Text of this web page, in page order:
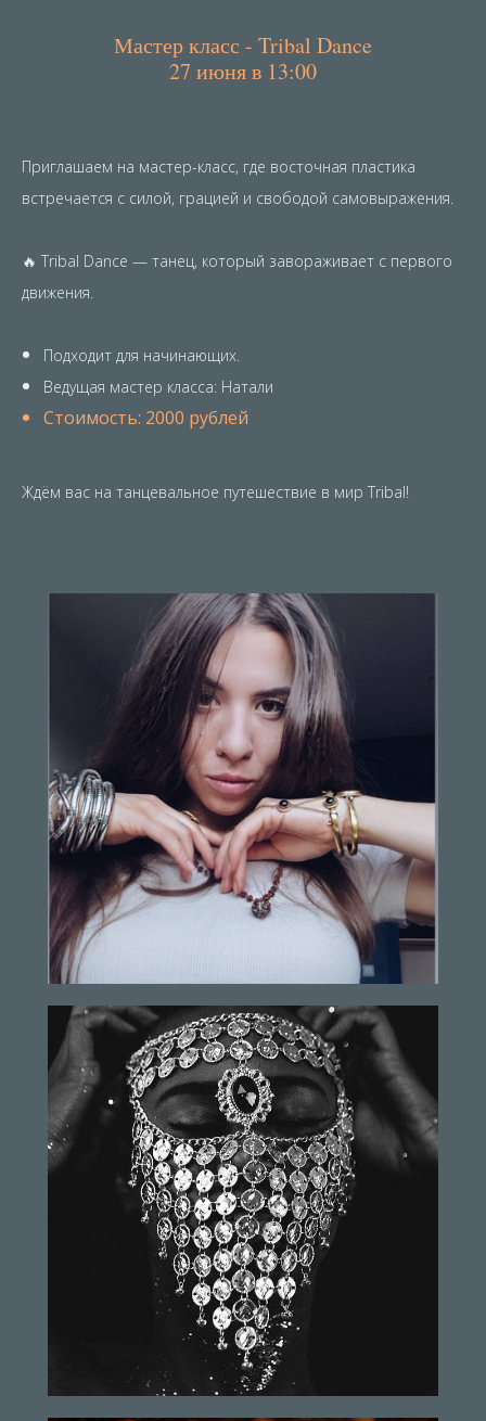
Мастер класс - Tribal Dance
27 июня в 13:00
Приглашаем на мастер-класс, где восточная пластика
встречается с силой, грацией и свободой самовыражения.
🔥 Tribal Dance — танец, который завораживает с первого
движения.
Подходит для начинающих.
Ведущая мастер класса: Натали
Стоимость: 2000 рублей
Ждём вас на танцевальное путешествие в мир Tribal!